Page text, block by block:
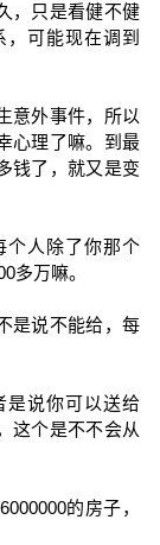
，只是看健不健
可能现在调到
意外事件，所以
心理了嘛。到最
钱了，就又是变
个人除了你那个
多万嘛。
是说不能给，每
是说你可以送给
这个是不不会从
的房子，